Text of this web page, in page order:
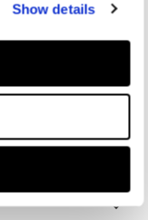
Show details
et délai de retours